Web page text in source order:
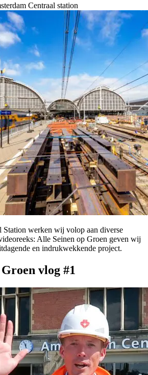
Centraal station
Station werken wij volop aan diverse
Alle Seinen op Groen geven wij
en indrukwekkende project.
vlog #1